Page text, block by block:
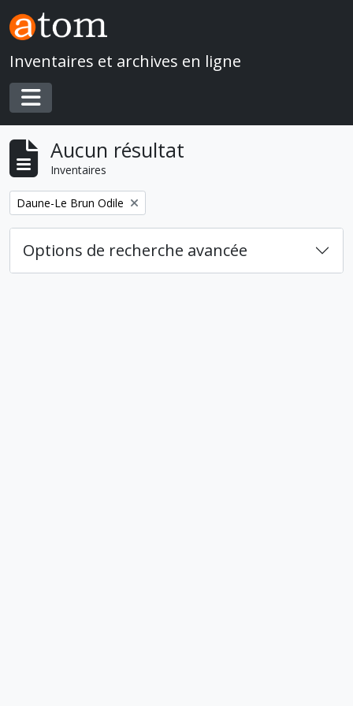
Skip to main content
Inventaires et archives en ligne
Toggle navigation
Aucun résultat
Inventaires
Remove filter:
Daune-Le Brun Odile
Options de recherche avancée